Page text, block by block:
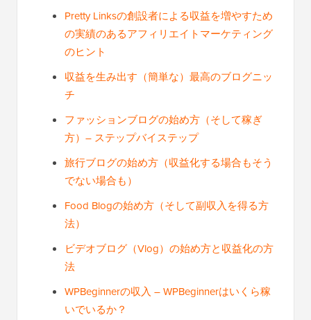
Pretty Linksの創設者による収益を増やすため
の実績のあるアフィリエイトマーケティング
のヒント
収益を生み出す（簡単な）最高のブログニッ
チ
ファッションブログの始め方（そして稼ぎ
方）– ステップバイステップ
旅行ブログの始め方（収益化する場合もそう
でない場合も）
Food Blogの始め方（そして副収入を得る方
法）
ビデオブログ（Vlog）の始め方と収益化の方
法
WPBeginnerの収入 – WPBeginnerはいくら稼
いでいるか？